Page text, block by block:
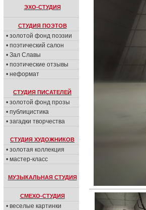
ЭХО-СТУДИЯ
СТУДИЯ ПОЭТОВ
• золотой фонд поэзии
• поэтический салон
• Зал Славы
• поэтические отзывы
• неформат
СТУДИЯ ПИСАТЕЛЕЙ
• золотой фонд прозы
• публицистика
• загадки творчества
СТУДИЯ ХУДОЖНИКОВ
• золотая коллекция
• мастер-класс
МУЗЫКАЛЬНАЯ СТУДИЯ
СМЕХО-СТУДИЯ
• веселые картинки